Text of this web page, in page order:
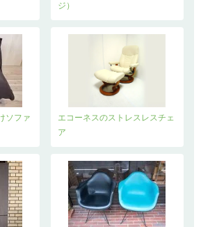
ジ）
ソファ
エコーネスのストレスレスチェ
ア